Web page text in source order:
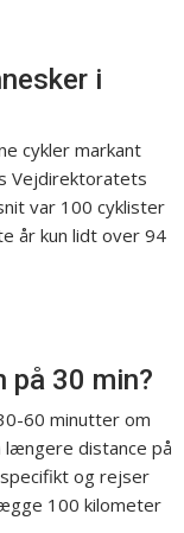
i
cykler markant
Vejdirektoratets
var 100 cyklister
år kun lidt over 94
på 30 min?
60 minutter om
længere distance på
og rejser
100 kilometer